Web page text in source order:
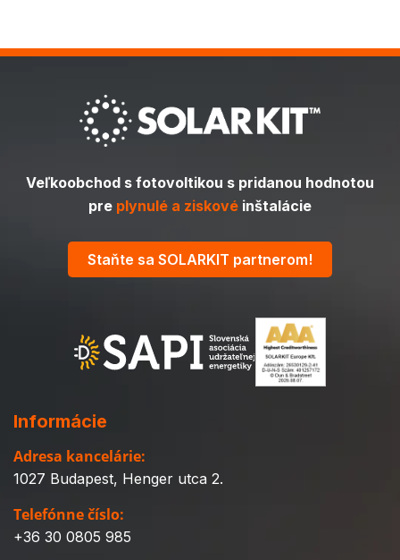
Veľkoobchod s fotovoltikou s pridanou hodnotou
pre plynulé a ziskové inštalácie
Staňte sa SOLARKIT partnerom!
Informácie
Adresa kancelárie:
1027 Budapest, Henger utca 2.
Telefónne číslo:
+36 30 0805 985